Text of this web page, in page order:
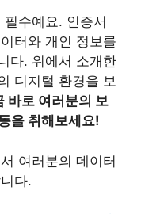
수예요. 인증서
터와 개인 정보를
다. 위에서 소개한
디지털 환경을 보
바로 여러분의 보
을 취해보세요!
여러분의 데이터
다.